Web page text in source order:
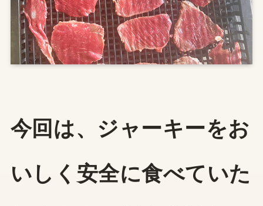
今回は、ジャーキーをお
いしく安全に食べていた